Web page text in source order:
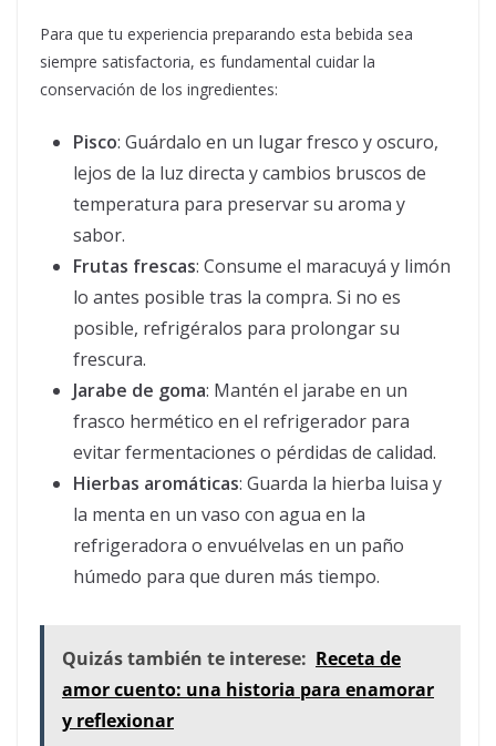
Para que tu experiencia preparando esta bebida sea
siempre satisfactoria, es fundamental cuidar la
conservación de los ingredientes:
Pisco: Guárdalo en un lugar fresco y oscuro,
lejos de la luz directa y cambios bruscos de
temperatura para preservar su aroma y
sabor.
Frutas frescas: Consume el maracuyá y limón
lo antes posible tras la compra. Si no es
posible, refrigéralos para prolongar su
frescura.
Jarabe de goma: Mantén el jarabe en un
frasco hermético en el refrigerador para
evitar fermentaciones o pérdidas de calidad.
Hierbas aromáticas: Guarda la hierba luisa y
la menta en un vaso con agua en la
refrigeradora o envuélvelas en un paño
húmedo para que duren más tiempo.
Quizás también te interese: Receta de
amor cuento: una historia para enamorar
y reflexionar